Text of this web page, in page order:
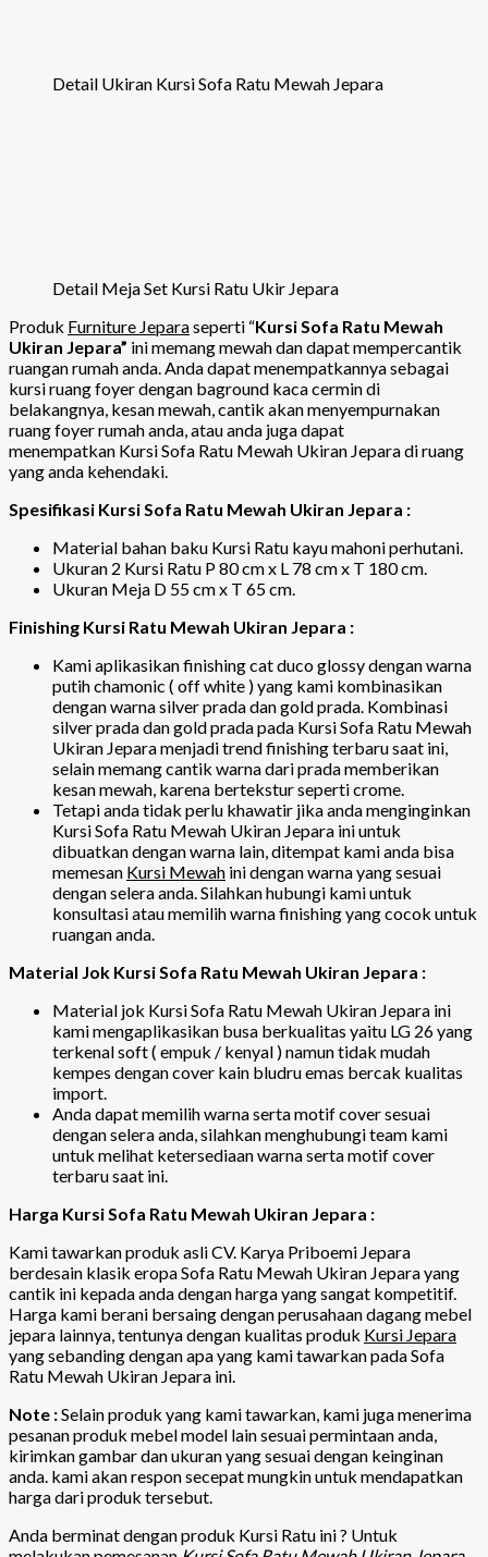
Detail Ukiran Kursi Sofa Ratu Mewah Jepara
Detail Meja Set Kursi Ratu Ukir Jepara
Produk Furniture Jeparaseperti “Kursi Sofa Ratu Mewah
Ukiran Jepara” ini memang mewah dan dapat mempercantik
ruangan rumah anda. Anda dapat menempatkannya sebagai
kursi ruang foyer dengan baground kaca cermin di
belakangnya, kesan mewah, cantik akan menyempurnakan
ruang foyer rumah anda, atau anda juga dapat
menempatkan Kursi Sofa Ratu Mewah Ukiran Jepara di ruang
yang anda kehendaki.
Spesifikasi Kursi Sofa Ratu Mewah Ukiran Jepara :
Material bahan baku Kursi Ratu kayu mahoni perhutani.
Ukuran 2 Kursi Ratu P 80 cm x L 78 cm x T 180 cm.
Ukuran Meja D 55 cm x T 65 cm.
Finishing Kursi Ratu Mewah Ukiran Jepara :
Kami aplikasikan finishing cat duco glossy dengan warna
putih chamonic ( off white ) yang kami kombinasikan
dengan warna silver prada dan gold prada. Kombinasi
silver prada dan gold prada pada Kursi Sofa Ratu Mewah
Ukiran Jepara menjadi trend finishing terbaru saat ini,
selain memang cantik warna dari prada memberikan
kesan mewah, karena bertekstur seperti crome.
Tetapi anda tidak perlu khawatir jika anda menginginkan
Kursi Sofa Ratu Mewah Ukiran Jepara ini untuk
dibuatkan dengan warna lain, ditempat kami anda bisa
memesan Kursi Mewah ini dengan warna yang sesuai
dengan selera anda. Silahkan hubungi kami untuk
konsultasi atau memilih warna finishing yang cocok untuk
ruangan anda.
Material Jok Kursi Sofa Ratu Mewah Ukiran Jepara :
Material jok Kursi Sofa Ratu Mewah Ukiran Jepara ini
kami mengaplikasikan busa berkualitas yaitu LG 26 yang
terkenal soft ( empuk / kenyal ) namun tidak mudah
kempes dengan cover kain bludru emas bercak kualitas
import.
Anda dapat memilih warna serta motif cover sesuai
dengan selera anda, silahkan menghubungi team kami
untuk melihat ketersediaan warna serta motif cover
terbaru saat ini.
Harga Kursi Sofa Ratu Mewah Ukiran Jepara :
Kami tawarkan produk asli CV. Karya Priboemi Jepara
berdesain klasik eropa Sofa Ratu Mewah Ukiran Jepara yang
cantik ini kepada anda dengan harga yang sangat kompetitif.
Harga kami berani bersaing dengan perusahaan dagang mebel
jepara lainnya, tentunya dengan kualitas produk Kursi Jepara
yang sebanding dengan apa yang kami tawarkan pada Sofa
Ratu Mewah Ukiran Jepara ini.
Note :Selain produk yang kami tawarkan, kami juga menerima
pesanan produk mebel model lain sesuai permintaan anda,
kirimkan gambar dan ukuran yang sesuai dengan keinginan
anda. kami akan respon secepat mungkin untuk mendapatkan
harga dari produk tersebut.
Anda berminat dengan produk Kursi Ratu ini ? Untuk